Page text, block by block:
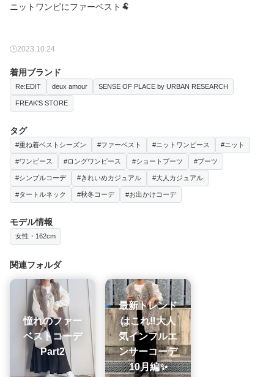
ニットワンピにファーベスト🐏
2023.10.24
着用ブランド
Re:EDIT deux amour SENSE OF PLACE by URBAN RESEARCH
FREAK'S STORE
タグ
#重ね着ベストシーズン #ファーベスト #ニットワンピース #ニット
#ワンピース #ロングワンピース #ショートブーツ #ブーツ
#シンプルコーデ #きれいめカジュアル #大人カジュアル
#タートルネック #秋冬コーデ #お出かけコーデ
モデル情報
女性・162cm
関連フォルダ
憧れのファー
ベストコーデ
Part2
最新トレンド
はこれ‼️大人
気インフルエ
ンサーコーデ
10月編✨